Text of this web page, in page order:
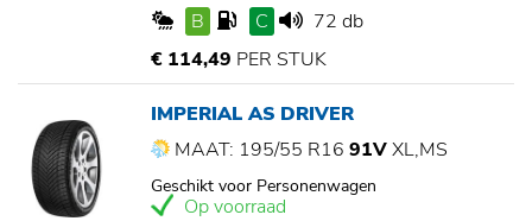
B C
72 db
€ 114,49 PER STUK
IMPERIAL AS DRIVER
MAAT: 195/55 R16 91VXL,MS
Geschikt voor Personenwagen
Op voorraad